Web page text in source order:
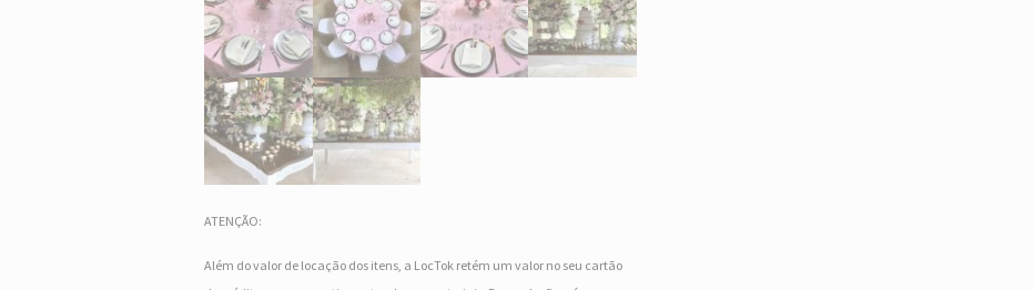
ATENÇÃO:
Além do valor de locação dos itens, a LocTok retém um valor no seu cartão